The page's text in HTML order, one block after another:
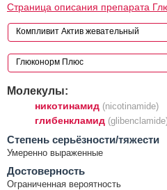
Страница описания препарата
Молекулы:
никотинамид (nicotinamide)
глибенкламид
Cтепень серьёзности/тяжести
Умеренно выраженные
Достоверность
Ограниченная вероятность